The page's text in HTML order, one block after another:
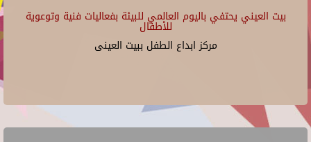
بيت العيني يحتفي باليوم العالمي للبيئة بفعاليات فنية وتوعوية
للأطفال
مركز ابداع الطفل ببيت العينى